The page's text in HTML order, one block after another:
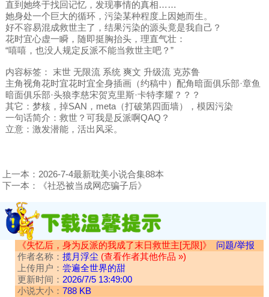
直到她终于找回记忆，发现事情的真相……
她身处一个巨大的循环，污染某种程度上因她而生。
好不容易混成救世主了，结果污染的源头竟是我自己？
花时宜心虚一瞬，随即挺胸抬头，理直气壮：
“嘻嘻，也没人规定反派不能当救世主吧？”
内容标签： 末世 无限流 系统 爽文 升级流 克苏鲁
主角视角花时宜花时宜全身插画（约稿中）配角暗面俱乐部·章鱼
暗面俱乐部·头狼李慈宋贺克里斯·卡特李耀？？？
其它：梦核，掉SAN，meta（打破第四面墙），模因污染
一句话简介：救世？可我是反派啊QAQ？
立意：激发潜能，活出风采。
上一本： 2026-7-4最新耽美小说合集88本
下一本：
《社恐被当成网恋骗子后》
《失忆后，身为反派的我成了末日救世主[无限]》
问题/举报
作者名称： 揽月浮尘 (查看作者其他作品 »)
上传用户： 尝遍全世界的甜
更新时间： 2026/7/5 13:49:00
小说大小： 788 KB